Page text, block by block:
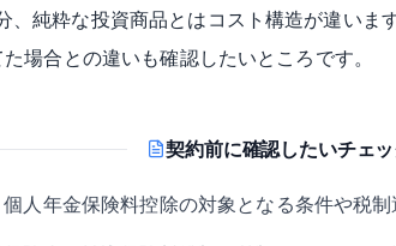
、純粋な投資商品とはコスト構造が違いま
場合との違いも確認したいところです。
契約前に確認したいチェ
人年金保険料控除の対象となる条件や税制